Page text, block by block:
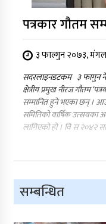
पत्रकार गौतम
३ फाल्गुन २०७३,
सदरलाइनडटकम ३ फागुन
क्षेत्रीय प्रमुख नीरज गौतम
सम्मानित हुने भएका छन् ।
समितिको वार्षिक उत्सवका
लागिएको हो । वि स २०४२
सम्बन्धित